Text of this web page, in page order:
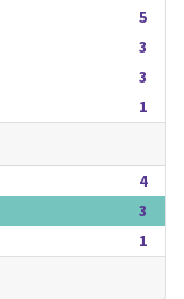
5
3
3
1
4
3
1